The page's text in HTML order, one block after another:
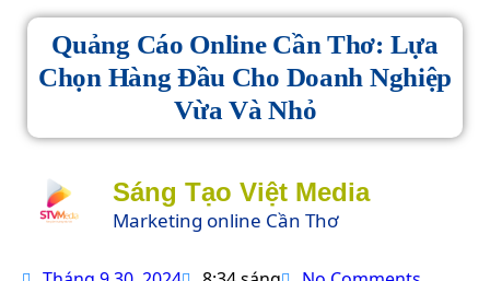
Quảng Cáo Online Cần Thơ: Lựa
Chọn Hàng Đầu Cho Doanh Nghiệp
Vừa Và Nhỏ
Sáng Tạo Việt Media
Marketing online Cần Thơ